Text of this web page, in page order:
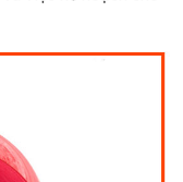
lẻ